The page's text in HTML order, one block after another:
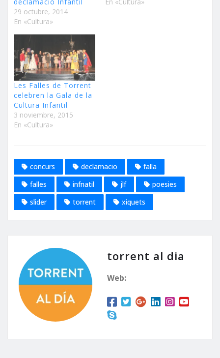
29 octubre, 2014
En «Cultura»
Les Falles de Torrent
celebren la Gala de la
Cultura Infantil
3 noviembre, 2015
En «Cultura»
concurs declamacio
falla
falles
infnatil jlf
poesies
slider
torrent xiquets
torrent al dia
Web: